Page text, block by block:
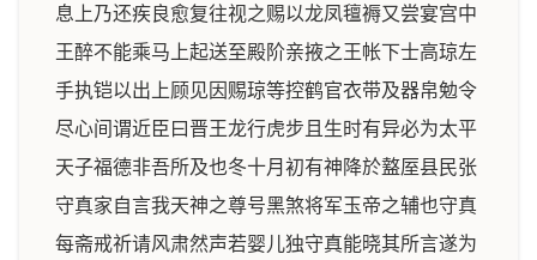
息上乃还疾良愈复往视之赐以龙凤氊褥又尝宴宫中
王醉不能乘马上起送至殿阶亲掖之王帐下士高琼左
手执铠以出上顾见因赐琼等控鹤官衣带及器帛勉令
尽心间谓近臣曰晋王龙行虎步且生时有异必为太平
天子福德非吾所及也冬十月初有神降於盩厔县民张
守真家自言我天神之尊号黑煞将军玉帝之辅也守真
每斋戒祈请风肃然声若婴儿独守真能晓其所言遂为